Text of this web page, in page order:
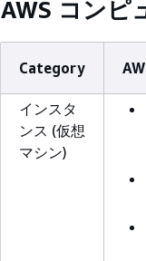
AWS コンピ
Category
インスタ
ンス (仮想
マシン)